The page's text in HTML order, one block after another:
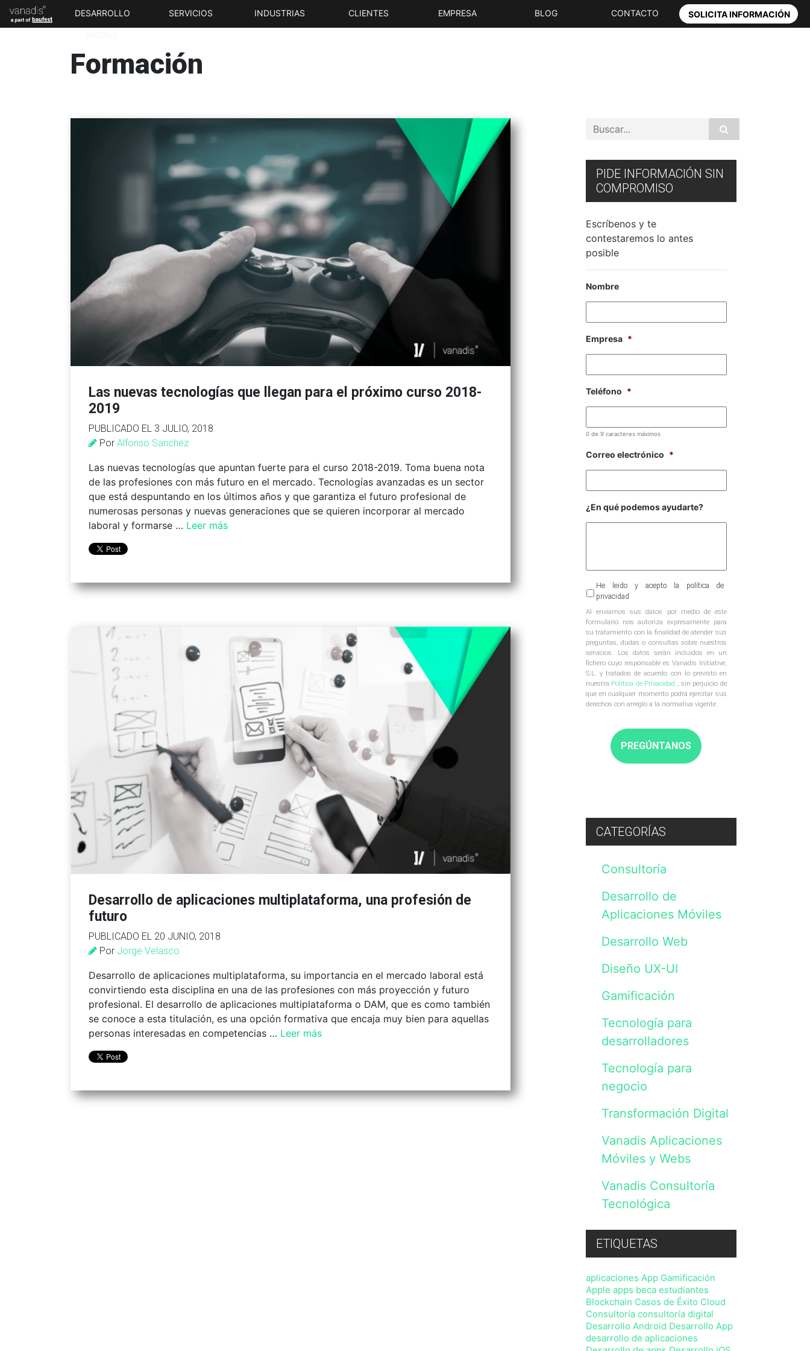
DESARROLLO SERVICIOS INDUSTRIAS CLIENTES EMPRESA BLOG CONTACTO SOLICITA INFORMACIÓN
Formación
Las nuevas tecnologías que llegan para el próximo curso 2018-
2019
PUBLICADO EL 3 JULIO, 2018
Por Alfonso Sanchez
Las nuevas tecnologías que apuntan fuerte para el curso 2018-2019. Toma buena nota
de las profesiones con más futuro en el mercado. Tecnologías avanzadas es un sector
que está despuntando en los últimos años y que garantiza el futuro profesional de
numerosas personas y nuevas generaciones que se quieren incorporar al mercado
laboral y formarse … Leer más
Desarrollo de aplicaciones multiplataforma, una profesión de
futuro
PUBLICADO EL 20 JUNIO, 2018
Por Jorge Velasco
Desarrollo de aplicaciones multiplataforma, su importancia en el mercado laboral está
convirtiendo esta disciplina en una de las profesiones con más proyección y futuro
profesional. El desarrollo de aplicaciones multiplataforma o DAM, que es como también
se conoce a esta titulación, es una opción formativa que encaja muy bien para aquellas
personas interesadas en competencias … Leer más
PIDE INFORMACIÓN SIN
COMPROMISO
Escríbenos y te
contestaremos lo antes
posible
Nombre
Empresa *
Teléfono *
0 de 9 caracteres máximos
Correo electrónico *
¿En qué podemos ayudarte?
enviarnos
datos
por
medio
de
este
formulario
nos
autoriza
expresamente
tratamiento
consultas
nuestros
datos
serán
incluidos
cuyo
responsable
Vanadis
tratados
acuerdo
nuestra
perjuicio
podrá
ejercitar
derechos
con
arreglo
a
la
normativa
vigente.
He leido y acepto la política de
privacidad
Al enviarnos sus datos por medio de este
formulario nos autoriza expresamente para
su tratamiento con la finalidad de atender sus
preguntas, dudas o consultas sobre nuestros
servicios. Los datos serán incluidos en un
fichero cuyo responsable es Vanadis Initiative,
S.L. y tratados de acuerdo con lo previsto en
nuestra Política de Privacidad , sin perjuicio de
que en cualquier momento podrá ejercitar sus
derechos con arreglo a la normativa vigente.
CATEGORÍAS
Consultoría
Desarrollo de
Aplicaciones Móviles
Desarrollo Web
Diseño UX-UI
Gamificación
Tecnología para
desarrolladores
Tecnología para
negocio
Transformación Digital
Vanadis Aplicaciones
Móviles y Webs
Vanadis Consultoría
Tecnológica
ETIQUETAS
aplicaciones App Gamificación
Apple apps beca estudiantes
Blockchain Casos de Éxito Cloud
Consultoría consultoría digital
Desarrollo Android Desarrollo App
desarrollo de aplicaciones